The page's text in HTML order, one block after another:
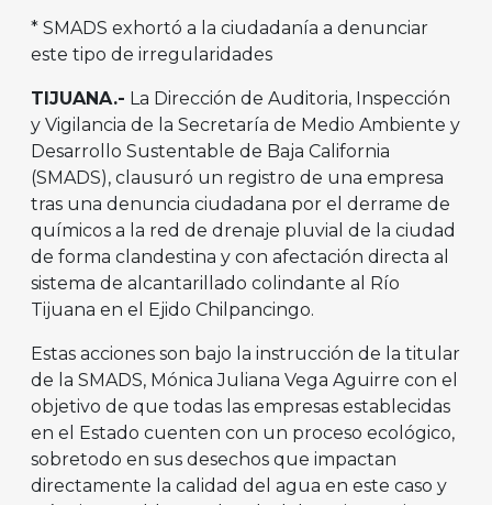
* SMADS exhortó a la ciudadanía a denunciar
este tipo de irregularidades
TIJUANA.- La Dirección de Auditoria, Inspección
y Vigilancia de la Secretaría de Medio Ambiente y
Desarrollo Sustentable de Baja California
(SMADS), clausuró un registro de una empresa
tras una denuncia ciudadana por el derrame de
químicos a la red de drenaje pluvial de la ciudad
de forma clandestina y con afectación directa al
sistema de alcantarillado colindante al Río
Tijuana en el Ejido Chilpancingo.
Estas acciones son bajo la instrucción de la titular
de la SMADS, Mónica Juliana Vega Aguirre con el
objetivo de que todas las empresas establecidas
en el Estado cuenten con un proceso ecológico,
sobretodo en sus desechos que impactan
directamente la calidad del agua en este caso y